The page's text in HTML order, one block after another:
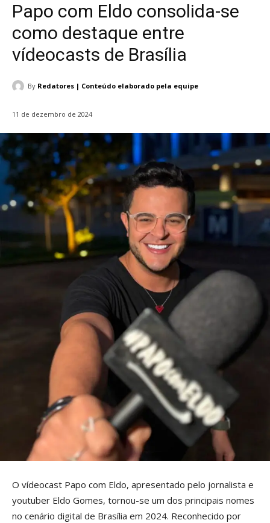
Papo com Eldo consolida-se
como destaque entre
vídeocasts de Brasília
By Redatores | Conteúdo elaborado pela equipe
11 de dezembro de 2024
O vídeocast Papo com Eldo, apresentado pelo jornalista e
youtuber Eldo Gomes, tornou-se um dos principais nomes
no cenário digital de Brasília em 2024. Reconhecido por